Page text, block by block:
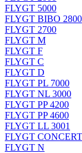
FLYGT 5000
FLYGT BIBO 2800
FLYGT 2700
FLYGT M
FLYGT F
FLYGT C
FLYGT D
FLYGT PL 7000
FLYGT NL 3000
FLYGT PP 4200
FLYGT PP 4600
FLYGT LL 3001
FLYGT
FLYGT N